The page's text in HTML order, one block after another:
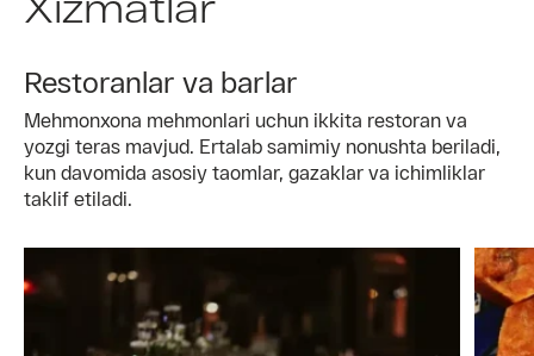
Restoranlar va barlar
Mehmonxona mehmonlari uchun ikkita restoran va
yozgi teras mavjud. Ertalab samimiy nonushta beriladi,
kun davomida asosiy taomlar, gazaklar va ichimliklar
taklif etiladi.